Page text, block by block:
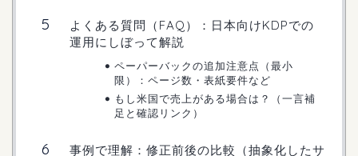
よくある質問（FAQ）：日本向けKDPでの
運用にしぼって解説
ペーパーバックの追加注意点（最小
限）：ページ数・表紙要件など
もし米国で売上がある場合は？（一言補
足と確認リンク）
事例で理解：修正前後の比較（抽象化したサ